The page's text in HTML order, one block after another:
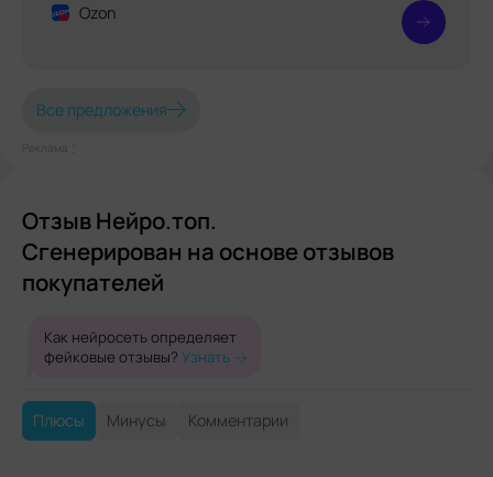
Ozon
Все предложения
Реклама⋮
Отзыв Нейро.топ.
Сгенерирован на основе отзывов
покупателей
Как нейросеть определяет
фейковые отзывы? Узнать
Плюсы Минусы Комментарии